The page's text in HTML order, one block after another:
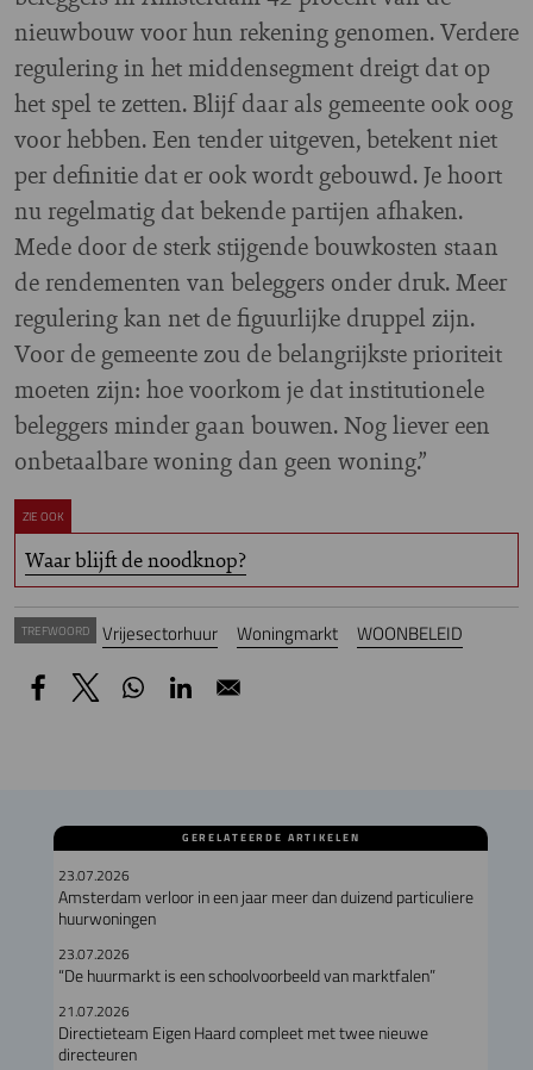
nieuwbouw voor hun rekening genomen. Verdere
regulering in het middensegment dreigt dat op
het spel te zetten. Blijf daar als gemeente ook oog
voor hebben. Een tender uitgeven, betekent niet
per definitie dat er ook wordt gebouwd. Je hoort
nu regelmatig dat bekende partijen afhaken.
Mede door de sterk stijgende bouwkosten staan
de rendementen van beleggers onder druk. Meer
regulering kan net de figuurlijke druppel zijn.
Voor de gemeente zou de belangrijkste prioriteit
moeten zijn: hoe voorkom je dat institutionele
beleggers minder gaan bouwen. Nog liever een
onbetaalbare woning dan geen woning.”
ZIE OOK
Waar blijft de noodknop?
TREFWOORD Vrijesectorhuur Woningmarkt WOONBELEID
GERELATEERDE ARTIKELEN
23.07.2026
Amsterdam verloor in een jaar meer dan duizend particuliere
huurwoningen
23.07.2026
“De huurmarkt is een schoolvoorbeeld van marktfalen”
21.07.2026
Directieteam Eigen Haard compleet met twee nieuwe
directeuren